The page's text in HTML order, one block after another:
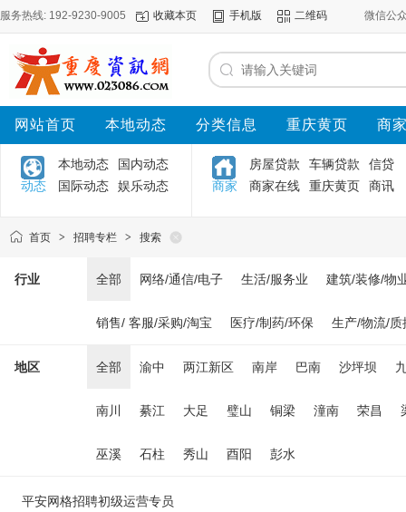
服务热线: 192-9230-9005 收藏本页 手机版 二维码 微信公
网站首页 本地动态 分类信息 重庆黄页 商
动态
本地动态
国内动态
国际动态
娱乐动态 商家
房屋贷款 车辆贷款
信贷
商家在线
重庆黄页 商讯
首页 > 招聘专栏 > 搜索
行业 全部 网络/通信/电子 生活/服务业 建筑/装修/物
销售/ 客服/采购/淘宝 医疗/制药/环保 生产/物流/质
地区 全部 渝中 两江新区 南岸 巴南 沙坪坝
南川 綦江 大足 璧山 铜梁 潼南 荣昌
巫溪 石柱 秀山 酉阳 彭水
平安网格招聘初级运营专员